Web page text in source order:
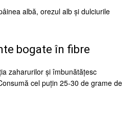
albă, orezul alb și dulciurile
bogate în fibre
zaharurilor și îmbunătățesc
cel puțin 25-30 de grame de